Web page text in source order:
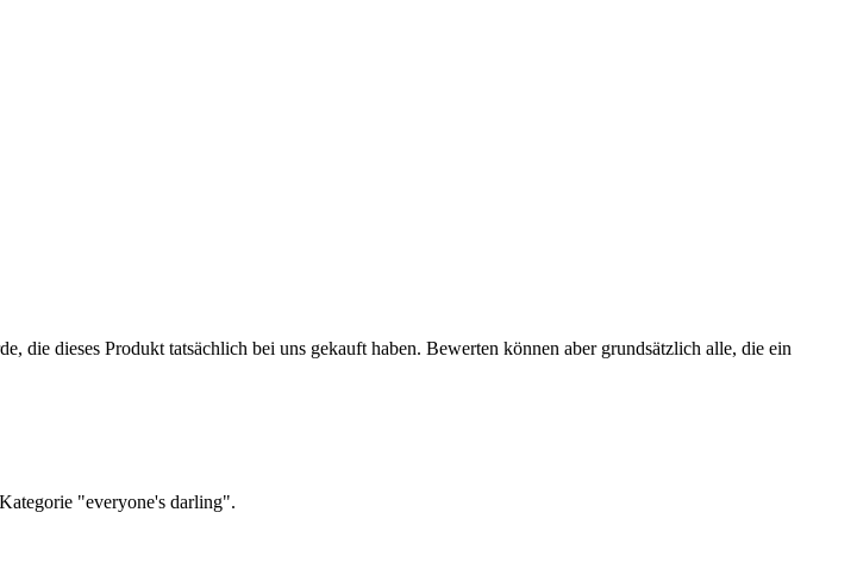
die dieses Produkt tatsächlich bei uns gekauft haben. Bewerten können aber grundsätzlich alle, die ein
"everyone's darling".